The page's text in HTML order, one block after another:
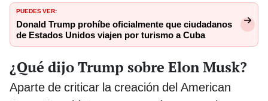
PUEDES VER:
Donald Trump prohíbe oficialmente que ciudadanos
de Estados Unidos viajen por turismo a Cuba
¿Qué dijo Trump sobre Elon Musk?
Aparte de criticar la creación del American